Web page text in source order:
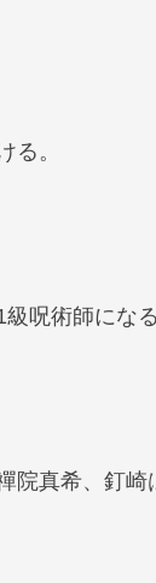
る。
呪術師になる
院真希、釘崎